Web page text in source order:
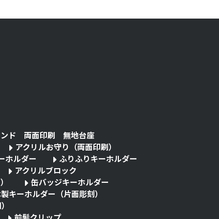
ンド 両面印刷 無地台座
アクリルお守り（両面印刷）
ホルダー
ふりふりキーホルダー
アクリルブロック
缶バッジキーホルダー
キーホルダー（片面彫刻）